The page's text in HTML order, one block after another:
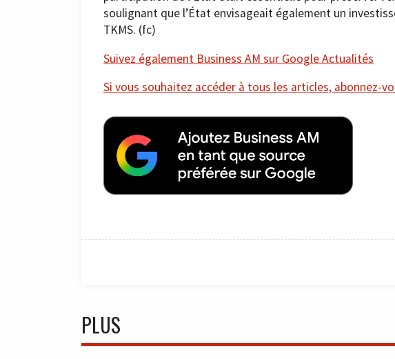
soulignant que l’État envisageait également un
TKMS. (fc)
Suivez également Business AM sur Google Actualités
Si vous souhaitez accéder à tous les articles, abonnez-
PLUS